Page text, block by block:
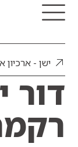
- ארכיון אירועים